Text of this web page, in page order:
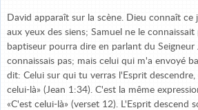
David apparaît sur la scène. Dieu connaît ce
aux yeux des siens; Samuel ne le connaissait
baptiseur pourra dire en parlant du Seigneur
connaissais pas; mais celui qui m'a envoyé
dit: Celui sur qui tu verras l'Esprit
celui-là» (Jean 1:34). C'est la même
«C'est celui-là» (verset 12). L'Esprit descend